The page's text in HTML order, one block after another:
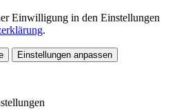
Einwilligung in den Einstellungen
.
Einstellungen anpassen